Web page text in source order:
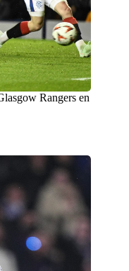
Rangers en